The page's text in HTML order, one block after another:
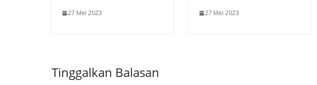
27 Mei 2023 27 Mei 2023
Tinggalkan Balasan